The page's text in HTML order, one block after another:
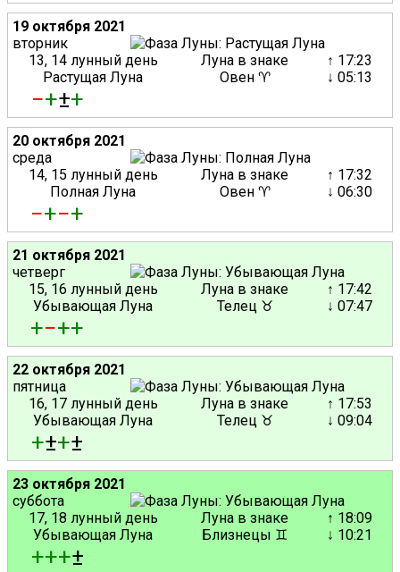
19 октября 2021
вторник
13, 14 лунный день
Растущая Луна
Луна в знаке
Овен ♈
↑ 17:23
↓ 05:13
−+±+
20 октября 2021
среда
14, 15 лунный день
Полная Луна
Луна в знаке
Овен ♈
↑ 17:32
↓ 06:30
−+−+
21 октября 2021
четверг
15, 16 лунный день
Убывающая Луна
Луна в знаке
Телец ♉
↑ 17:42
↓ 07:47
+−++
22 октября 2021
пятница
16, 17 лунный день
Убывающая Луна
Луна в знаке
Телец ♉
↑ 17:53
↓ 09:04
+±+±
23 октября 2021
суббота
17, 18 лунный день
Убывающая Луна
Луна в знаке
Близнецы ♊
↑ 18:09
↓ 10:21
+++±